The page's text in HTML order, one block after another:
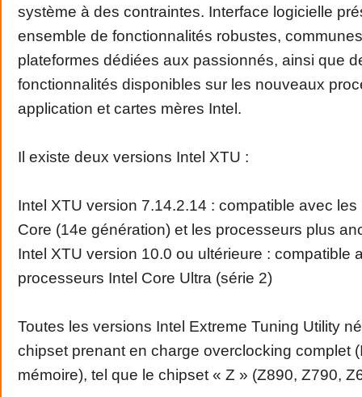
système à des contraintes. Interface logicielle
ensemble de fonctionnalités robustes,
plateformes dédiées aux passionnés, ainsi que
fonctionnalités disponibles sur les nouveaux
application et cartes mères Intel.
Il existe deux versions Intel XTU :
Intel XTU version 7.14.2.14 : compatible avec
Core (14e génération) et les processeurs plus
Intel XTU version 10.0 ou ultérieure : compatible
processeurs Intel Core Ultra (série 2)
Toutes les versions Intel Extreme Tuning Utility
chipset prenant en charge overclocking complet
mémoire), tel que le chipset « Z » (Z890, Z790,